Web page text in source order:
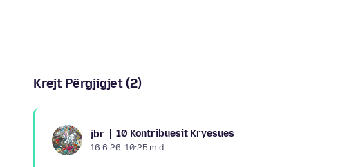
Krejt Përgjigjet (2)
jbr 10 Kontribuesit Kryesues
16.6.26, 10:25 m.d.